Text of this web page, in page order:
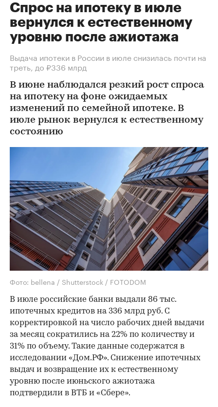
Спрос на ипотеку в июле
вернулся к естественному
уровню после ажиотажа
Выдача ипотеки в России в июле снизилась почти на
треть, до ₽336 млрд
В июне наблюдался резкий рост спроса
на ипотеку на фоне ожидаемых
изменений по семейной ипотеке. В
июле рынок вернулся к естественному
состоянию
Фото: bellena / Shutterstock / FOTODOM
В июле российские банки выдали 86 тыс.
ипотечных кредитов на 336 млрд руб. С
корректировкой на число рабочих дней выдачи
за месяц сократились на 22% по количеству и
31% по объему. Такие данные содержатся в
исследовании «Дом.РФ». Снижение ипотечных
выдач и возвращение их к естественному
уровню после июньского ажиотажа
подтвердили в ВТБ и «Сбере».